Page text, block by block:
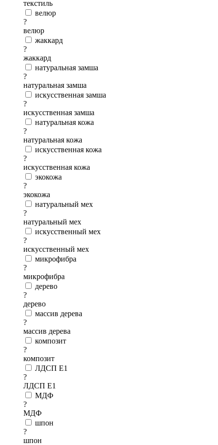
текстиль
велюр
?
велюр
жаккард
?
жаккард
натуральная замша
?
натуральная замша
искусственная замша
?
искусственная замша
натуральная кожа
?
натуральная кожа
искусственная кожа
?
искусственная кожа
экокожа
?
экокожа
натуральный мех
?
натуральный мех
искусственный мех
?
искусственный мех
микрофибра
?
микрофибра
дерево
?
дерево
массив дерева
?
массив дерева
композит
?
композит
ЛДСП Е1
?
ЛДСП Е1
МДФ
?
МДФ
шпон
?
шпон